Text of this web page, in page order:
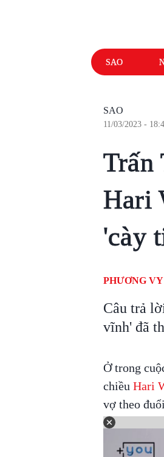
SAO
SAO
11/03/2023 -
Trấn
Hari
'cày
PHƯƠNG VY
Câu trả
vĩnh' đã
Ở trong
chiều Hari
vợ theo